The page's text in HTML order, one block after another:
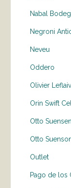
Nabal
Negroni
Neveu
Oddero
Olivier
Orin Swift
Otto Suensen
Otto
Outlet
Pago de los